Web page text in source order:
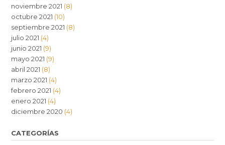
noviembre 2021 (8)
octubre 2021 (10)
septiembre 2021 (8)
julio 2021 (4)
junio 2021 (9)
mayo 2021 (9)
abril 2021 (8)
marzo 2021 (4)
febrero 2021 (4)
enero 2021 (4)
diciembre 2020 (4)
CATEGORÍAS